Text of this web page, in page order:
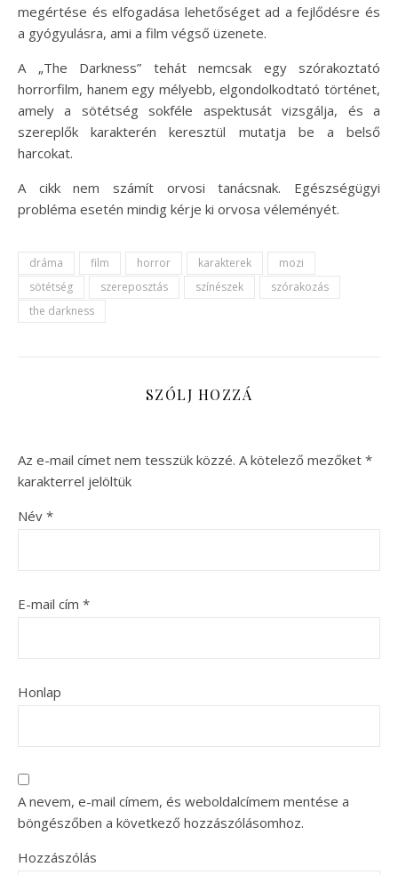
megértése és elfogadása lehetőséget ad a fejlődésre és
a gyógyulásra, ami a film végső üzenete.
A „The Darkness” tehát nemcsak egy szórakoztató
horrorfilm, hanem egy mélyebb, elgondolkodtató történet,
amely a sötétség sokféle aspektusát vizsgálja, és a
szereplők karakterén keresztül mutatja be a belső
harcokat.
A cikk nem számít orvosi tanácsnak. Egészségügyi
probléma esetén mindig kérje ki orvosa véleményét.
dráma film horror karakterek
mozi
sötétség
szereposztás színészek
szórakozás
the darkness
SZÓLJ HOZZÁ
Az e-mail címet nem tesszük közzé. A kötelező mezőket *
karakterrel jelöltük
Név *
E-mail cím *
Honlap
A nevem, e-mail címem, és weboldalcímem mentése a
böngészőben a következő hozzászólásomhoz.
Hozzászólás